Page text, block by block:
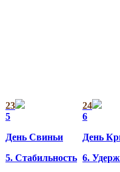
23
5
День Свиньи
5. Стабильность
24
6
День
6.